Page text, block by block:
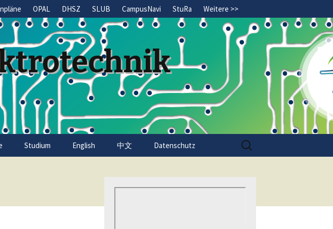
OPAL DHSZ SLUB CampusNavi StuRa Weitere >>
Studium English 中文 Datenschutz
Search
for: